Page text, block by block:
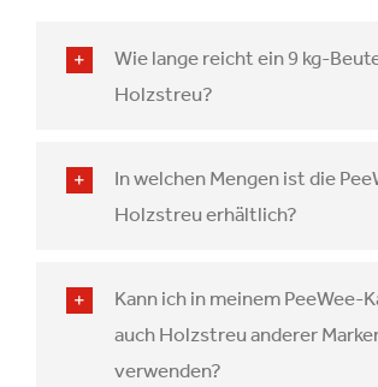
Wie lange reicht ein 9 kg-
Holzstreu?
In welchen Mengen ist die
Holzstreu erhältlich?
Kann ich in meinem PeeWee-
auch Holzstreu anderer
verwenden?